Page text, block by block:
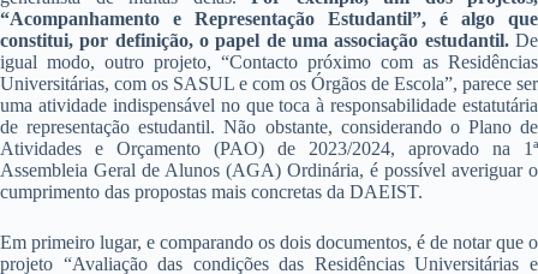
“Acompanhamento e Representação Estudantil”, é algo que
constitui, por definição, o papel de uma associação estudantil.De
igual modo, outro projeto, “Contacto próximo com as Residências
Universitárias, com os SASUL e com os Órgãos de Escola”, parece ser
uma atividade indispensável no que toca à responsabilidade estatutária
de representação estudantil. Não obstante, considerando o Plano de
Atividades e Orçamento (PAO) de 2023/2024, aprovado na 1ª
Assembleia Geral de Alunos (AGA) Ordinária, é possível averiguar o
cumprimento das propostas mais concretas da DAEIST.
Em primeiro lugar, e comparando os dois documentos, é de notar que o
projeto “Avaliação das condições das Residências Universitárias e